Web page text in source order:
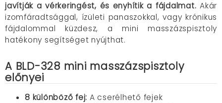
javítják a vérkeringést, és enyhítik a fájdalmat. Akár
izomfáradtsággal, ízületi panaszokkal, vagy krónikus
fájdalommal küzdesz, a mini masszázspisztoly
hatékony segítséget nyújthat.
A BLD-328 mini masszázspisztoly
előnyei
8 különböző fej: A cserélhető fejek